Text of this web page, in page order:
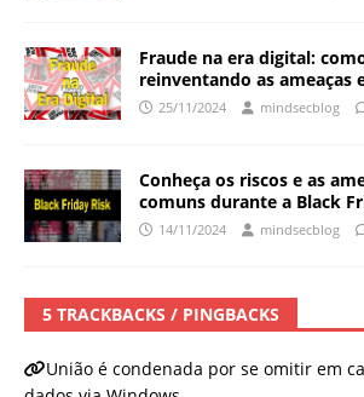
Fraude na era digital:
reinventando as ameaças
25/11/2024 mindsecblog
Conheça os riscos e as
comuns durante a Black
14/11/2024 mindsecblog
5 TRACKBACKS / PINGBACKS
União é condenada por se omitir em